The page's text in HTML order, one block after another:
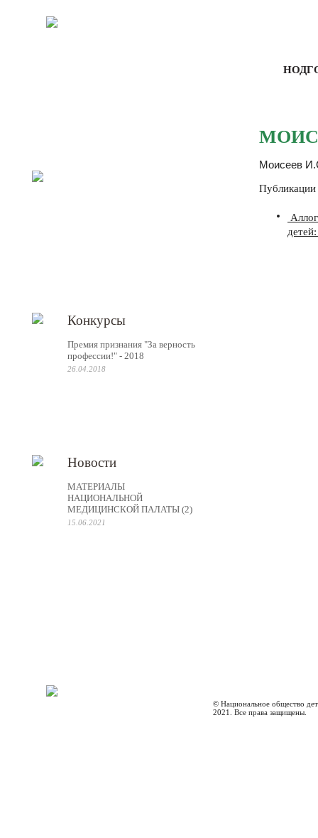
Конкурсы
Премия признания "За верность
профессии!" - 2018
26.04.2018
Новости
МАТЕРИАЛЫ
НАЦИОНАЛЬНОЙ
МЕДИЦИНСКОЙ ПАЛАТЫ (2)
15.06.2021
Моисеев
© Национальное общество
2021. Все права защищены.